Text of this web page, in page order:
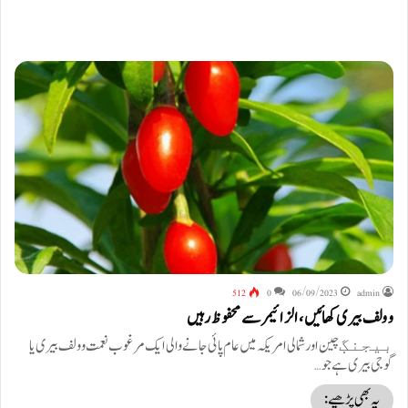
admin
06/09/2023
0
512
وولف بیری کھائیں، الزائیمر سے محفوظ رہیں
بیجنگٜ چین اور شمالی امریکہ میں عام پائی جانے والی ایک مرغوب نعمت وولف بیری یا
گوجی بیری ہے جو…
یہ بھی پڑھیے: